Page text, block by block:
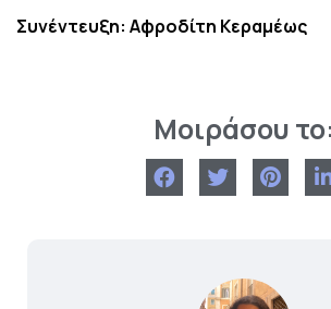
Συνέντευξη: Αφροδίτη Κεραμέως
Μοιράσου